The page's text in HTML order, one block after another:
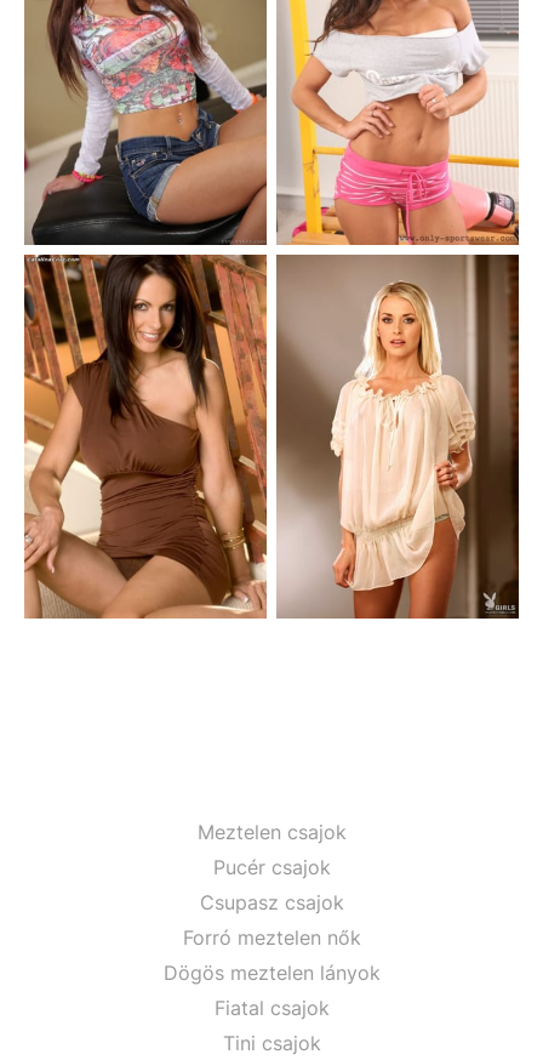
Meztelen csajok
Pucér csajok
Csupasz csajok
Forró meztelen nők
Dögös meztelen lányok
Fiatal csajok
Tini csajok